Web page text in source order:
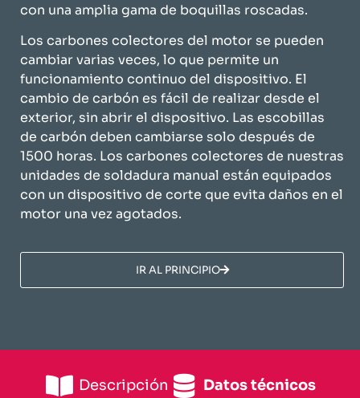
con una amplia gama de boquillas roscadas.
Los carbones colectores del motor se pueden
cambiar varias veces, lo que permite un
funcionamiento continuo del dispositivo. El
cambio de carbón es fácil de realizar desde el
exterior, sin abrir el dispositivo. Las escobillas
de carbón deben cambiarse solo después de
1500 horas. Los carbones colectores de nuestras
unidades de soldadura manual están equipados
con un dispositivo de corte que evita daños en el
motor una vez agotados.
​IR AL PRINCIPIO​
Descripción ​Datos técnicos​